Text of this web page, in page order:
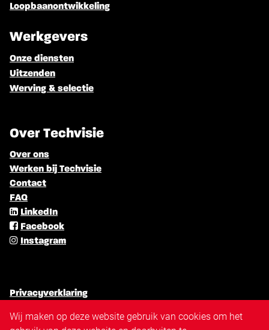
Loopbaanontwikkeling
Werkgevers
Onze diensten
Uitzenden
Werving & selectie
Over Techvisie
Over ons
Werken bij Techvisie
Contact
FAQ
LinkedIn
Facebook
Instagram
Privacyverklaring
Cookiebeleid
Wij maken op deze website gebruik van cookies om het